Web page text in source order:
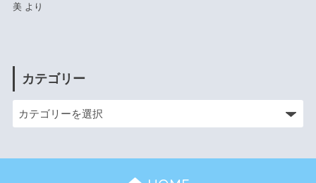
美より
カテゴリー